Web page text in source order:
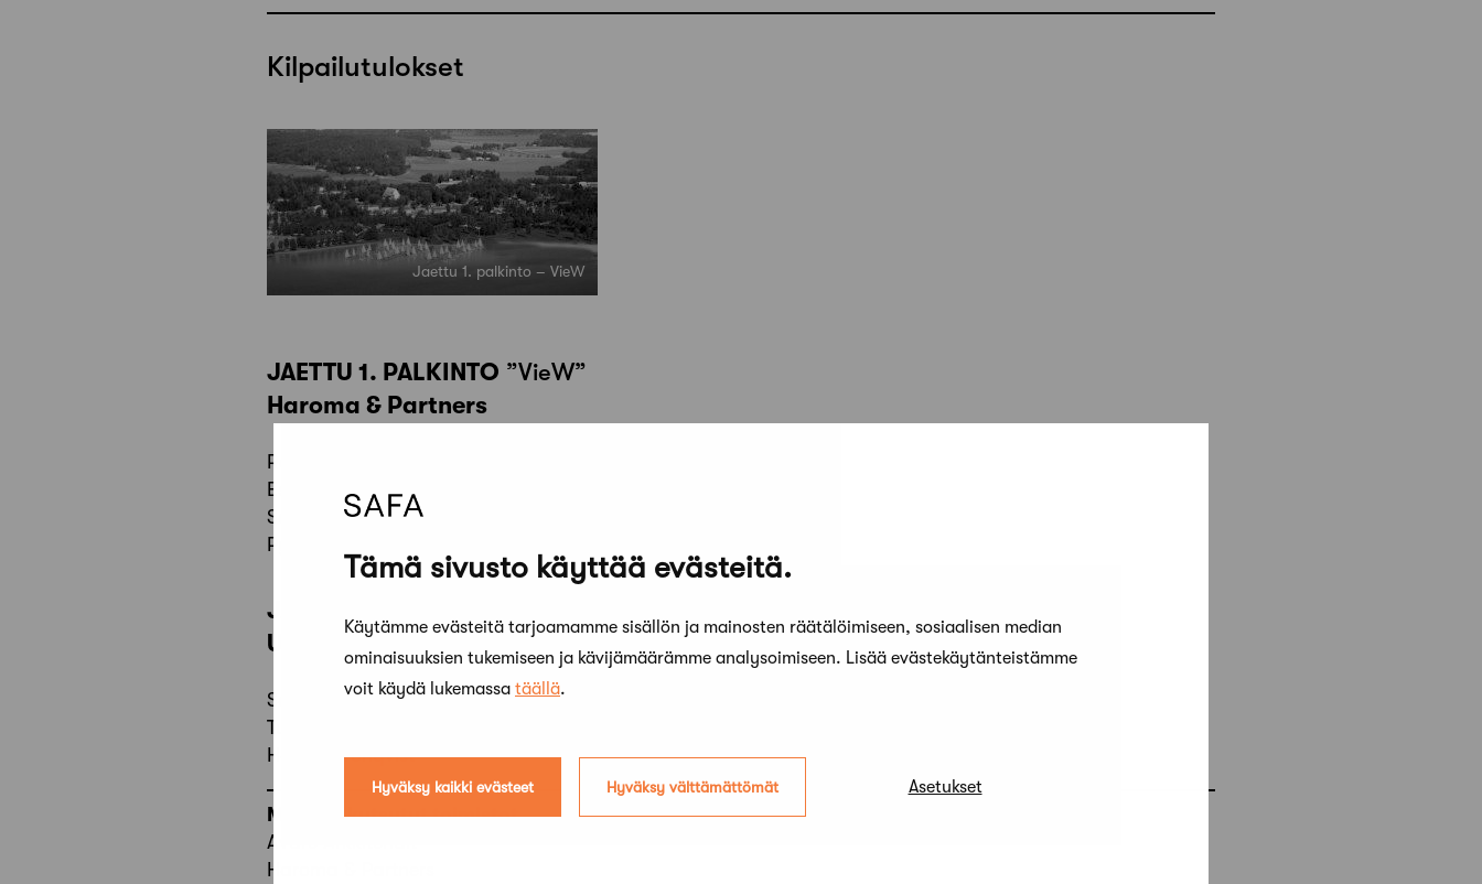
Tämä sivusto käyttää evästeitä.
Käytämme evästeitä tarjoamamme sisällön ja mainosten räätälöimiseen, sosiaalisen median
ominaisuuksien tukemiseen ja kävijämäärämme analysoimiseen. Lisää evästekäytänteistämme
voit käydä lukemassa täällä.
Hyväksy kaikki evästeet Hyväksy välttämättömät Asetukset
Kilpailutulokset
Jaettu 1. palkinto – VieW
JAETTU 1. PALKINTO ”VieW”
Haroma & Partners
Renni Haroma
Esa Ristisuo
Sebastian Rönnblad
Pyry Vihanninjoki
JAETTU 1. PALKINTO
UKI Arkkitehdit
Sasu Alasentie
Tuula Tuomi
Henrik Grönqvist
Mukaan kutsutut toimistot
Avarc Arkkitehdit
Haroma & Partners